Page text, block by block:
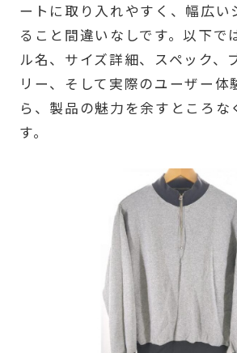
ートに取り入れやすく、幅広い
ること間違いなしです。以下で
ル名、サイズ詳細、スペック、
リー、そして実際のユーザー体
ら、製品の魅力を余すところな
す。